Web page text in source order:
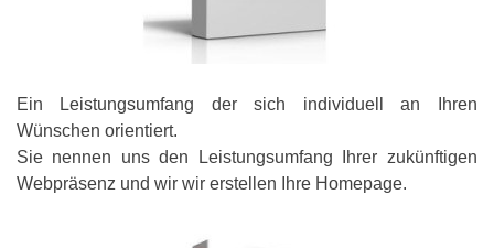
Ein Leistungsumfang der sich individuell an Ihren
Wünschen orientiert.
Sie nennen uns den Leistungsumfang Ihrer zukünftigen
Webpräsenz und wir wir erstellen Ihre Homepage.